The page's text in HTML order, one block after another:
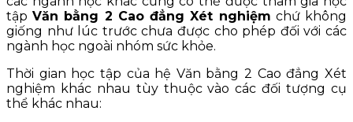
tậpVăn bằng 2 Cao đẳng Xét nghiệm chứ không
giống như lúc trước chưa được cho phép đối với các
ngành học ngoài nhóm sức khỏe.
Thời gian học tập của hệ Văn bằng 2 Cao đẳng Xét
nghiệm khác nhau tùy thuộc vào các đối tượng cụ
thể khác nhau: